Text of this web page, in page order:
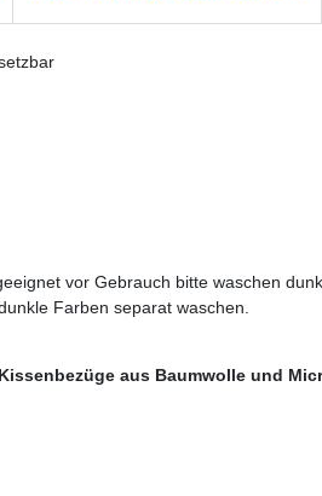
vor Gebrauch bitte waschen
Farben separat waschen.
aus Baumwolle und